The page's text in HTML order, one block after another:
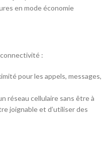
en mode économie
:
pour les appels, messages,
réseau cellulaire sans être à
joignable et d’utiliser des